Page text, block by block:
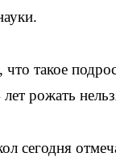
такое
рожать
сегодня